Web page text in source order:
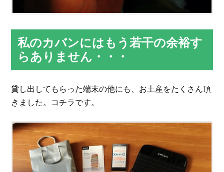
私のカバンにはもう若干の余裕す
らありません・・・
貸し出してもらった端末の他にも、お土産をたくさん頂
きました。コチラです。